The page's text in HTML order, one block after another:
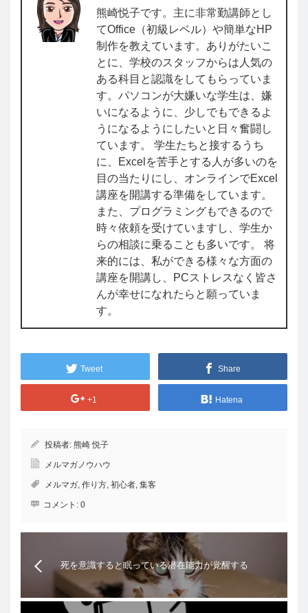
熊崎悦子です。主に非常勤講師とし
てOffice（初級レベル）や簡単なHP
制作を教えています。ありがたいこ
とに、学校のスタッフからは人気の
ある科目と認識をしてもらっていま
す。パソコンが大嫌いな学生は、嫌
いになるように、少しでもできるよ
うになるようにしたいと日々奮闘し
ています。 学生たちと接するうち
に、Excelを苦手とする人が多いのを
目の当たりにし、オンラインでExcel
講座を開講する準備をしています。
また、プログラミングもできるので
時々依頼を受けていますし、学生か
らの相談に乗ることも多いです。 将
来的には、私ができる様々な方面の
講座を開講し、PCストレスなく皆さ
んが幸せになれたらと願っていま
す。
Tweet Share
+1 Hatena
投稿者: 熊崎 悦子
メルマガノウハウ
メルマガ, 作り方, 初心者, 集客
コメント: 0
死を意識すると眠っている潜在能力が覚醒する